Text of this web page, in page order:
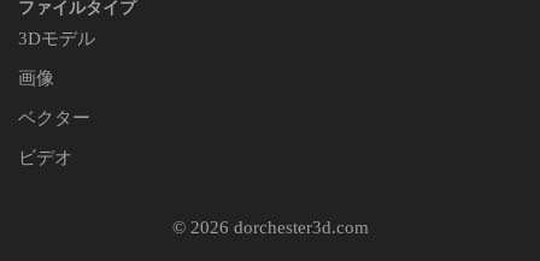
ファイルタイプ
3Dモデル
画像
ベクター
ビデオ
© 2026 dorchester3d.com